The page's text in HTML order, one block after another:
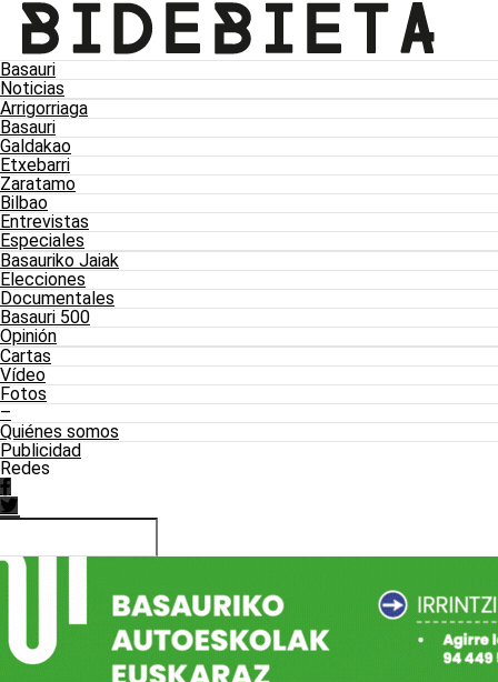
Basauri
Noticias
Arrigorriaga
Basauri
Galdakao
Etxebarri
Zaratamo
Bilbao
Entrevistas
Especiales
Basauriko Jaiak
Elecciones
Documentales
Basauri 500
Opinión
Cartas
Vídeo
Fotos
–
Quiénes somos
Publicidad
Redes